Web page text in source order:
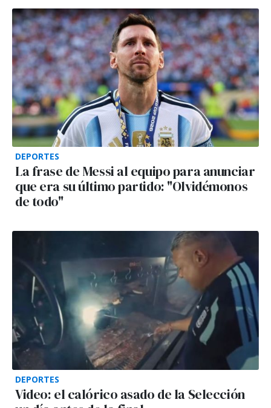
DEPORTES
La frase de Messi al equipo para anunciar
que era su último partido: "Olvidémonos
de todo"
DEPORTES
Video: el calórico asado de la Selección